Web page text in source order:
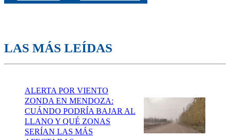
LAS MÁS LEÍDAS
ALERTA POR VIENTO
ZONDA EN MENDOZA:
CUÁNDO PODRÍA BAJAR AL
LLANO Y QUÉ ZONAS
SERÍAN LAS MÁS